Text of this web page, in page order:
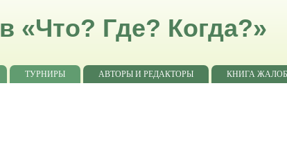
«Что? Где? Когда?»
ТУРНИРЫ АВТОРЫ И РЕДАКТОРЫ
КНИГА